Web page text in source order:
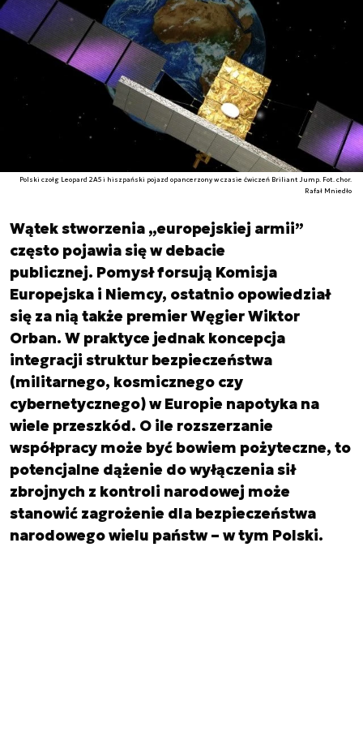
Polski czołg Leopard 2A5 i hiszpański pojazd opancerzony w czasie ćwiczeń Briliant Jump. Fot. chor.
Rafał Mniedło
Wątek stworzenia „europejskiej armii”
często pojawia się w debacie
publicznej. Pomysł forsują Komisja
Europejska i Niemcy, ostatnio opowiedział
się za nią także premier Węgier Wiktor
Orban. W praktyce jednak koncepcja
integracji struktur bezpieczeństwa
(militarnego, kosmicznego czy
cybernetycznego) w Europie napotyka na
wiele przeszkód. O ile rozszerzanie
współpracy może być bowiem pożyteczne, to
potencjalne dążenie do wyłączenia sił
zbrojnych z kontroli narodowej może
stanowić zagrożenie dla bezpieczeństwa
narodowego wielu państw – w tym Polski.